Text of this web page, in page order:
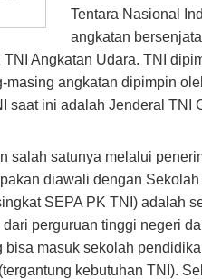
Tentara Nasional
angkatan
Angkatan Udara. TNI
masing angkatan dipimpin
saat ini adalah Jenderal TNI
salah satunya melalui
diawali dengan
SEPA PK TNI) adalah
dari perguruan tinggi negeri
bisa masuk sekolah
kebutuhan TNI).